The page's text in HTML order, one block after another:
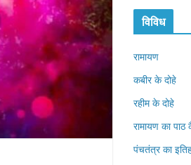
विविध
रामायण
कबीर के दोहे
रहीम के दोहे
रामायण का
पंचतंत्र का